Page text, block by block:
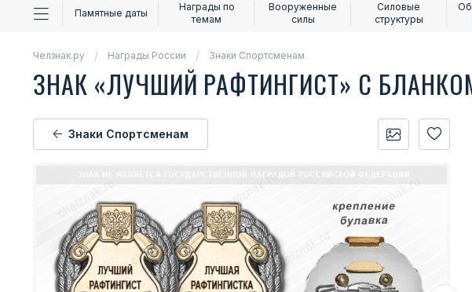
Памятные даты
Награды по
темам
Вооруженные
силы
Силовые
структуры
Челзнак.ру Награды России Знаки Спортсменам
ЗНАК «ЛУЧШИЙ РАФТИНГИСТ» С
Знаки Спортсменам